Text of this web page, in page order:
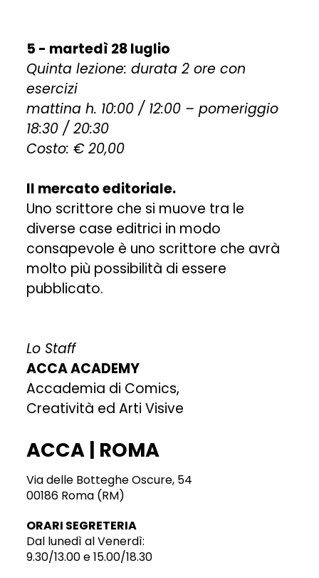
5 - martedì 28 luglio
Quinta lezione: durata 2 ore con
esercizi
mattina h. 10:00 / 12:00 – pomeriggio
18:30 / 20:30
Costo: € 20,00
Il mercato editoriale.
Uno scrittore che si muove tra le
diverse case editrici in modo
consapevole è uno scrittore che avrà
molto più possibilità di essere
pubblicato.
Lo Staff
ACCA ACADEMY
Accademia di Comics,
Creatività ed Arti Visive
ACCA | ROMA
Via delle Botteghe Oscure, 54
00186 Roma (RM)
ORARI SEGRETERIA
Dal lunedì al Venerdì:
9.30/13.00 e 15.00/18.30